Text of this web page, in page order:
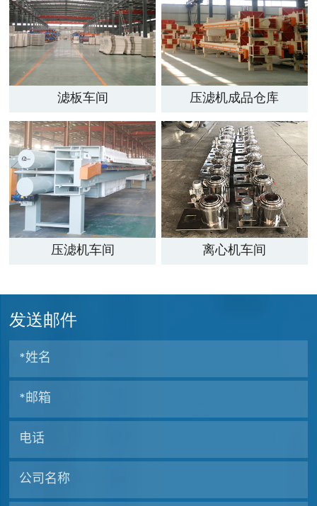
滤板车间 压滤机成品仓库
压滤机车间 离心机车间
发送邮件